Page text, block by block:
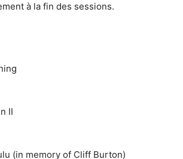
à la fin des sessions.
II
(in memory of Cliff Burton)